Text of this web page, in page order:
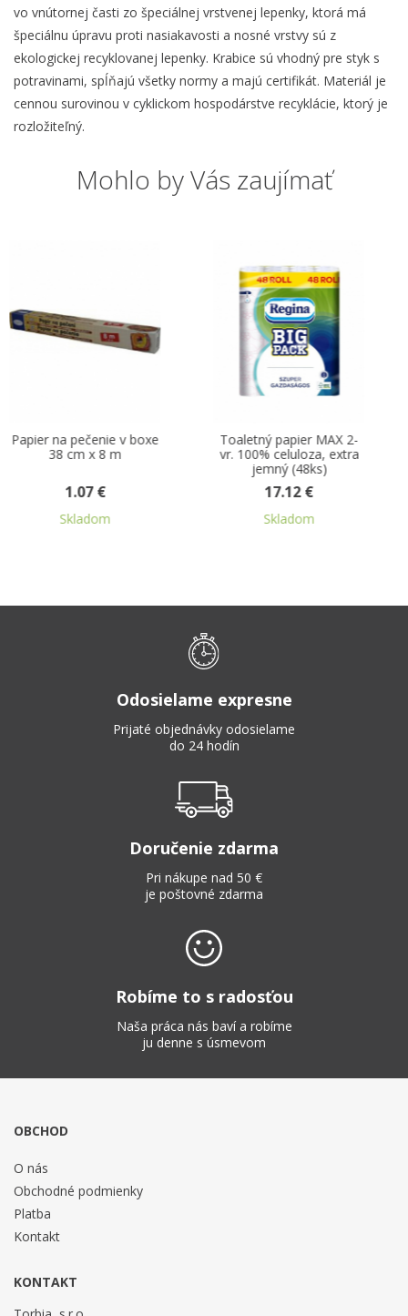
vo vnútornej časti zo špeciálnej vrstvenej lepenky, ktorá má
špeciálnu úpravu proti nasiakavosti a nosné vrstvy sú z
ekologickej recyklovanej lepenky. Krabice sú vhodný pre styk s
potravinami, spĺňajú všetky normy a majú certifikát. Materiál je
cennou surovinou v cyklickom hospodárstve recyklácie, ktorý je
rozložiteľný.
Mohlo by Vás zaujímať
Toaletný papier MAX 2-
vr. 100% celuloza, extra
17.12 €
Skladom
Centro rolka čistobiela
100% celulóza ,
perforovaná
3.81 €
Skladom
Odosielame expresne
Prijaté objednávky odosielame
do 24 hodín
Doručenie zdarma
Pri nákupe nad 50 €
je poštovné zdarma
Robíme to s radosťou
Naša práca nás baví a robíme
ju denne s úsmevom
OBCHOD
O nás
Obchodné podmienky
Platba
Kontakt
KONTAKT